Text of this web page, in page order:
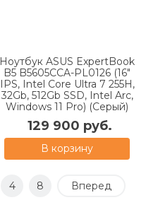
Ноутбук ASUS ExpertBook
B5 B5605CCA-PL0126 (16"
IPS, Intel Core Ultra 7 255H,
32Gb, 512Gb SSD, Intel Arc,
Windows 11 Pro) (Серый)
129 900 руб.
В корзину
4 8 Вперед